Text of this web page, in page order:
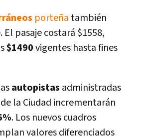
porteña también
pasaje costará $1558,
$1490vigentes hasta fines
autopistas administradas
la Ciudad incrementarán
. Los nuevos cuadros
valores diferenciados